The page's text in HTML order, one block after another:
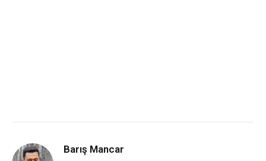
Barış Mancar